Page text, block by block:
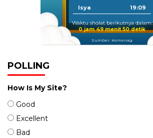
Isya 19:09
Waktu sholat berikutnya dalam:
0 jam 49 menit 50 detik
Sumber: Kemenag
POLLING
How Is My Site?
Good
Excellent
Bad